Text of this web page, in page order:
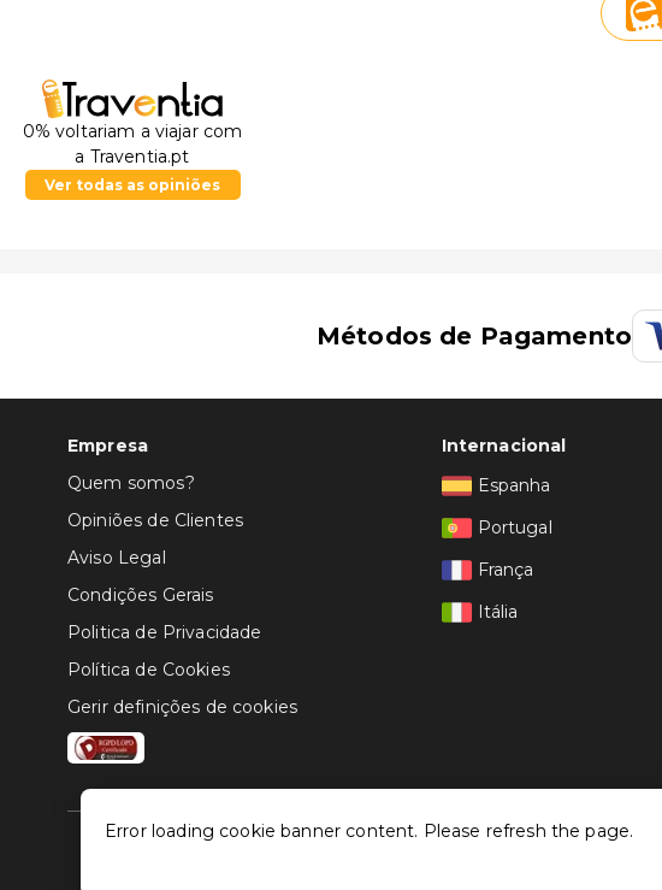
0% voltariam a viajar com
a Traventia.pt
Ver todas as opiniões
Métodos de Pagamento
Empresa
Quem somos?
Opiniões de Clientes
Aviso Legal
Condições Gerais
Politica de Privacidade
Política de Cookies
Gerir definições de cookies
Internacional
Espanha
Portugal
França
Itália
Error loading cookie banner content. Please refresh the page.